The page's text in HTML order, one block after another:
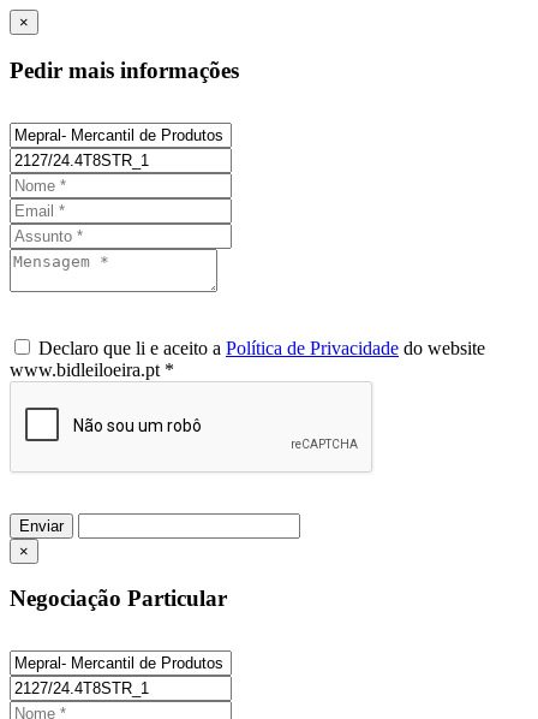
×
Pedir mais informações
Declaro que li e aceito a Política de Privacidade do website
www.bidleiloeira.pt *
Enviar
×
Negociação Particular